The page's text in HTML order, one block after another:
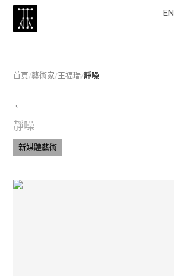
EN
首頁/藝術家/王福瑞/靜噪
←
靜噪
新媒體藝術